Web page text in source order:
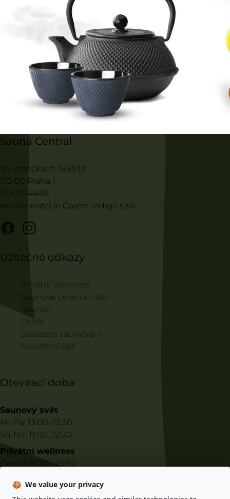
Sauna Central
Ve Smečkách 1593/19
110 00 Praha 1
IČ: 07244681
provozovatel je Gastro Indigo s.r.o.
Užitečné odkazy
Privátní Wellness
Saunové ceremoniály
Saunéři
Ceník
Desatero saunování
Návštěvní řád
Otevírací doba
Saunový svět
Po-Pá: 13:00-22:30
So-Ne: 11:00-22:30
Privátní wellness
Denní: 11:00 - 23:00
🍪 We value your privacy